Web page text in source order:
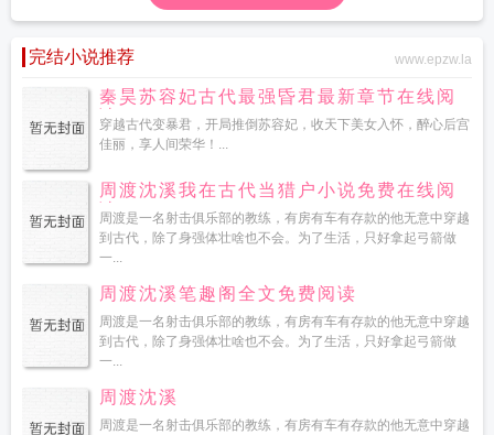
完结小说推荐 www.epzw.la
秦昊苏容妃古代最强昏君最新章节在线阅
读
穿越古代变暴君，开局推倒苏容妃，收天下美女入怀，醉心后宫
佳丽，享人间荣华！...
周渡沈溪我在古代当猎户小说免费在线阅
读
周渡是一名射击俱乐部的教练，有房有车有存款的他无意中穿越
到古代，除了身强体壮啥也不会。为了生活，只好拿起弓箭做
一...
周渡沈溪笔趣阁全文免费阅读
周渡是一名射击俱乐部的教练，有房有车有存款的他无意中穿越
到古代，除了身强体壮啥也不会。为了生活，只好拿起弓箭做
一...
周渡沈溪
周渡是一名射击俱乐部的教练，有房有车有存款的他无意中穿越